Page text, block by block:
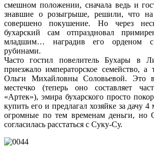
смешном положении, сначала ведь и
знавшие о розыгрыше, решили, что на
совершено покушение. Но через
бухарский сам отпраздновал
младшим… наградив его орденом
рубинами.
Часто гостил повелитель Бухары в
приезжало императорское семейство,
Ольги Михайловны Соловьевой. Это
местечко (теперь оно составляет
«Артек»), эмира бухарского просто
купить его и предлагал хозяйке за дачу
огромные по тем временам деньги, но
согласилась расстаться с Суку-Су.